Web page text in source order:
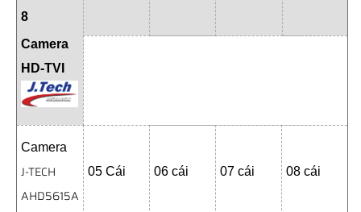
8
Camera
HD-TVI
Camera
J-TECH
AHD5615A
05 Cái 06 cái 07 cái 08 cái